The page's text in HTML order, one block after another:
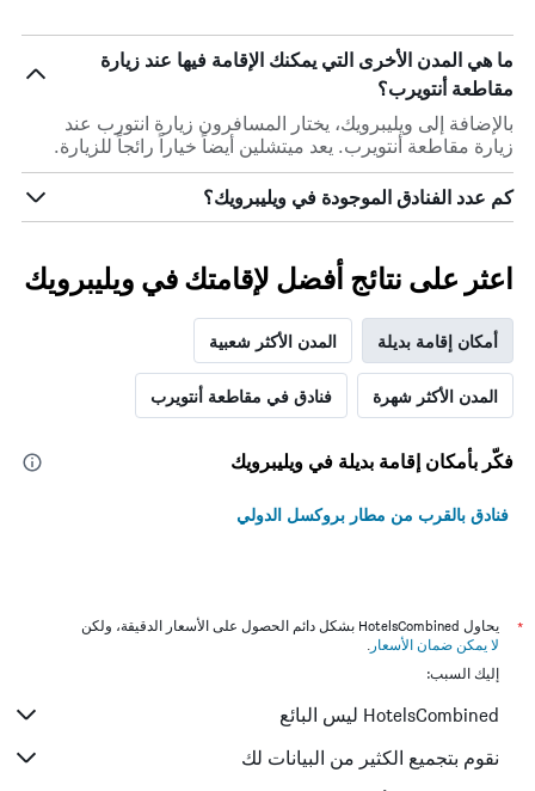
ما هي المدن الأخرى التي يمكنك الإقامة فيها عند زيارة
مقاطعة أنتويرب؟
بالإضافة إلى ويليبرويك، يختار المسافرون زيارة انتورب عند
زيارة مقاطعة أنتويرب. يعد ميتشلين أيضاً خياراً رائجاً للزيارة.
كم عدد الفنادق الموجودة في ويليبرويك؟
اعثر على نتائج أفضل لإقامتك في ويليبرويك
أمكان إقامة بديلة المدن الأكثر شعبية
المدن الأكثر شهرة فنادق في مقاطعة أنتويرب
فكّر بأمكان إقامة بديلة في ويليبرويك
فنادق بالقرب من مطار بروكسل الدولي
*
يحاول HotelsCombined بشكل دائم الحصول على الأسعار الدقيقة، ولكن
لا يمكن ضمان الأسعار .
إليك السبب:
HotelsCombined ليس البائع
نقوم بتجميع الكثير من البيانات لك